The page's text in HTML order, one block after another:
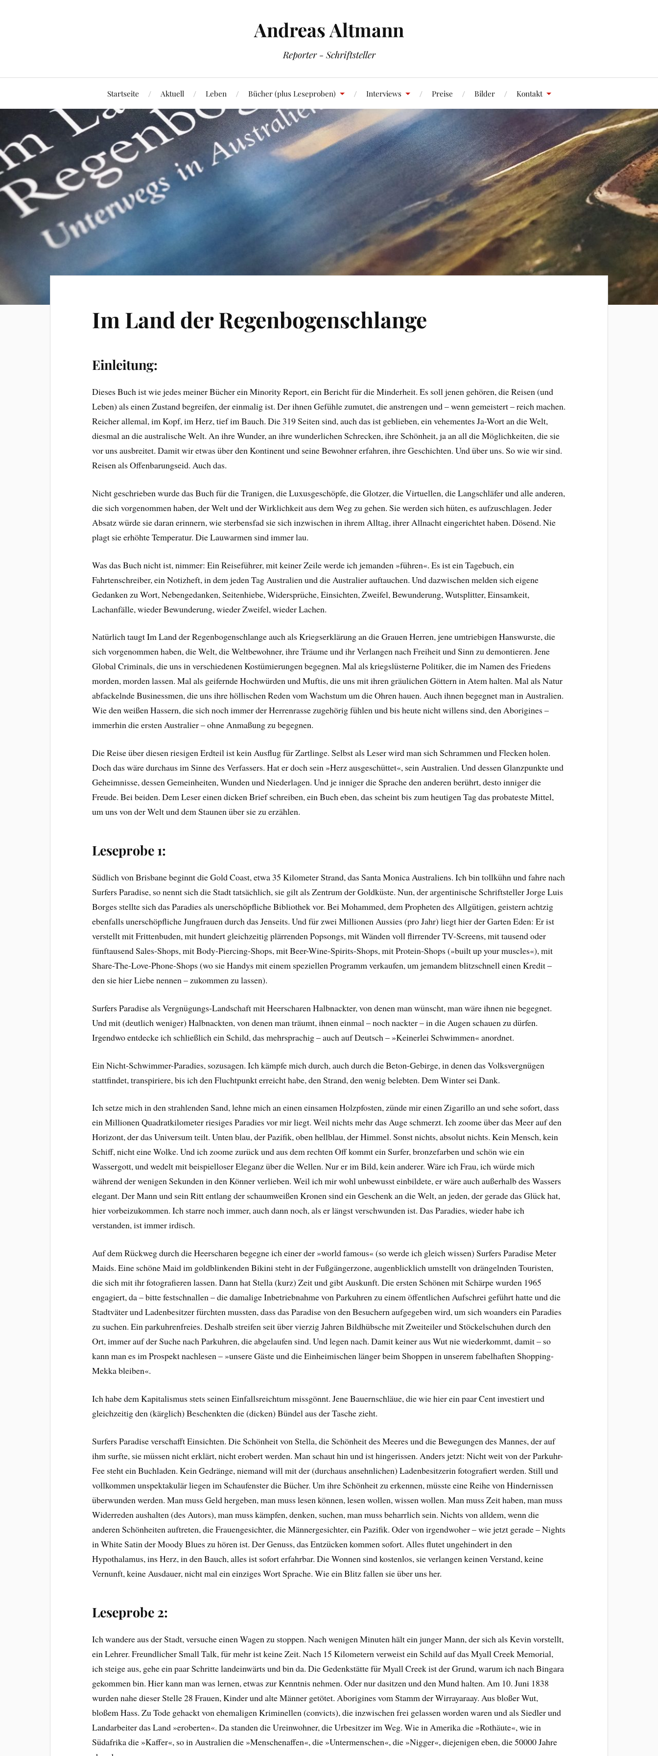
Andreas Altmann
Reporter - Schriftsteller
Startseite Aktuell Leben Bücher (plus Leseproben) Interviews Preise Bilder Kontakt
Im Land der Regenbogenschlange
Einleitung:
Dieses Buch ist wie jedes meiner Bücher ein Minority Report, ein Bericht für die Minderheit. Es soll jenen gehören, die Reisen (und
Leben) als einen Zustand begreifen, der einmalig ist. Der ihnen Gefühle zumutet, die anstrengen und – wenn gemeistert – reich machen.
Reicher allemal, im Kopf, im Herz, tief im Bauch. Die 319 Seiten sind, auch das ist geblieben, ein vehementes Ja-Wort an die Welt,
diesmal an die australische Welt. An ihre Wunder, an ihre wunderlichen Schrecken, ihre Schönheit, ja an all die Möglichkeiten, die sie
vor uns ausbreitet. Damit wir etwas über den Kontinent und seine Bewohner erfahren, ihre Geschichten. Und über uns. So wie wir sind.
Reisen als Offenbarungseid. Auch das.
Nicht geschrieben wurde das Buch für die Tranigen, die Luxusgeschöpfe, die Glotzer, die Virtuellen, die Langschläfer und alle anderen,
die sich vorgenommen haben, der Welt und der Wirklichkeit aus dem Weg zu gehen. Sie werden sich hüten, es aufzuschlagen. Jeder
Absatz würde sie daran erinnern, wie sterbensfad sie sich inzwischen in ihrem Alltag, ihrer Allnacht eingerichtet haben. Dösend. Nie
plagt sie erhöhte Temperatur. Die Lauwarmen sind immer lau.
Was das Buch nicht ist, nimmer: Ein Reiseführer, mit keiner Zeile werde ich jemanden »führen«. Es ist ein Tagebuch, ein
Fahrtenschreiber, ein Notizheft, in dem jeden Tag Australien und die Australier auftauchen. Und dazwischen melden sich eigene
Gedanken zu Wort, Nebengedanken, Seitenhiebe, Widersprüche, Einsichten, Zweifel, Bewunderung, Wutsplitter, Einsamkeit,
Lachanfälle, wieder Bewunderung, wieder Zweifel, wieder Lachen.
Natürlich taugt Im Land der Regenbogenschlange auch als Kriegserklärung an die Grauen Herren, jene umtriebigen Hanswurste, die
sich vorgenommen haben, die Welt, die Weltbewohner, ihre Träume und ihr Verlangen nach Freiheit und Sinn zu demontieren. Jene
Global Criminals, die uns in verschiedenen Kostümierungen begegnen. Mal als kriegslüsterne Politiker, die im Namen des Friedens
morden, morden lassen. Mal als geifernde Hochwürden und Muftis, die uns mit ihren gräulichen Göttern in Atem halten. Mal als Natur
abfackelnde Businessmen, die uns ihre höllischen Reden vom Wachstum um die Ohren hauen. Auch ihnen begegnet man in Australien.
Wie den weißen Hassern, die sich noch immer der Herrenrasse zugehörig fühlen und bis heute nicht willens sind, den Aborigines –
immerhin die ersten Australier – ohne Anmaßung zu begegnen.
Die Reise über diesen riesigen Erdteil ist kein Ausflug für Zartlinge. Selbst als Leser wird man sich Schrammen und Flecken holen.
Doch das wäre durchaus im Sinne des Verfassers. Hat er doch sein »Herz ausgeschüttet«, sein Australien. Und dessen Glanzpunkte und
Geheimnisse, dessen Gemeinheiten, Wunden und Niederlagen. Und je inniger die Sprache den anderen berührt, desto inniger die
Freude. Bei beiden. Dem Leser einen dicken Brief schreiben, ein Buch eben, das scheint bis zum heutigen Tag das probateste Mittel,
um uns von der Welt und dem Staunen über sie zu erzählen.
Leseprobe 1:
Südlich von Brisbane beginnt die Gold Coast, etwa 35 Kilometer Strand, das Santa Monica Australiens. Ich bin tollkühn und fahre nach
Surfers Paradise, so nennt sich die Stadt tatsächlich, sie gilt als Zentrum der Goldküste. Nun, der argentinische Schriftsteller Jorge Luis
Borges stellte sich das Paradies als unerschöpfliche Bibliothek vor. Bei Mohammed, dem Propheten des Allgütigen, geistern achtzig
ebenfalls unerschöpfliche Jungfrauen durch das Jenseits. Und für zwei Millionen Aussies (pro Jahr) liegt hier der Garten Eden: Er ist
verstellt mit Frittenbuden, mit hundert gleichzeitig plärrenden Popsongs, mit Wänden voll flirrender TV-Screens, mit tausend oder
fünftausend Sales-Shops, mit Body-Piercing-Shops, mit Beer-Wine-Spirits-Shops, mit Protein-Shops (»built up your muscles«), mit
Share-The-Love-Phone-Shops (wo sie Handys mit einem speziellen Programm verkaufen, um jemandem blitzschnell einen Kredit –
den sie hier Liebe nennen – zukommen zu lassen).
Surfers Paradise als Vergnügungs-Landschaft mit Heerscharen Halbnackter, von denen man wünscht, man wäre ihnen nie begegnet.
Und mit (deutlich weniger) Halbnackten, von denen man träumt, ihnen einmal – noch nackter – in die Augen schauen zu dürfen.
Irgendwo entdecke ich schließlich ein Schild, das mehrsprachig – auch auf Deutsch – »Keinerlei Schwimmen« anordnet.
Ein Nicht-Schwimmer-Paradies, sozusagen. Ich kämpfe mich durch, auch durch die Beton-Gebirge, in denen das Volksvergnügen
stattfindet, transpiriere, bis ich den Fluchtpunkt erreicht habe, den Strand, den wenig belebten. Dem Winter sei Dank.
Ich setze mich in den strahlenden Sand, lehne mich an einen einsamen Holzpfosten, zünde mir einen Zigarillo an und sehe sofort, dass
ein Millionen Quadratkilometer riesiges Paradies vor mir liegt. Weil nichts mehr das Auge schmerzt. Ich zoome über das Meer auf den
Horizont, der das Universum teilt. Unten blau, der Pazifik, oben hellblau, der Himmel. Sonst nichts, absolut nichts. Kein Mensch, kein
Schiff, nicht eine Wolke. Und ich zoome zurück und aus dem rechten Off kommt ein Surfer, bronzefarben und schön wie ein
Wassergott, und wedelt mit beispielloser Eleganz über die Wellen. Nur er im Bild, kein anderer. Wäre ich Frau, ich würde mich
während der wenigen Sekunden in den Könner verlieben. Weil ich mir wohl unbewusst einbildete, er wäre auch außerhalb des Wassers
elegant. Der Mann und sein Ritt entlang der schaumweißen Kronen sind ein Geschenk an die Welt, an jeden, der gerade das Glück hat,
hier vorbeizukommen. Ich starre noch immer, auch dann noch, als er längst verschwunden ist. Das Paradies, wieder habe ich
verstanden, ist immer irdisch.
Auf dem Rückweg durch die Heerscharen begegne ich einer der »world famous« (so werde ich gleich wissen) Surfers Paradise Meter
Maids. Eine schöne Maid im goldblinkenden Bikini steht in der Fußgängerzone, augenblicklich umstellt von drängelnden Touristen,
die sich mit ihr fotografieren lassen. Dann hat Stella (kurz) Zeit und gibt Auskunft. Die ersten Schönen mit Schärpe wurden 1965
engagiert, da – bitte festschnallen – die damalige Inbetriebnahme von Parkuhren zu einem öffentlichen Aufschrei geführt hatte und die
Stadtväter und Ladenbesitzer fürchten mussten, dass das Paradise von den Besuchern aufgegeben wird, um sich woanders ein Paradies
zu suchen. Ein parkuhrenfreies. Deshalb streifen seit über vierzig Jahren Bildhübsche mit Zweiteiler und Stöckelschuhen durch den
Ort, immer auf der Suche nach Parkuhren, die abgelaufen sind. Und legen nach. Damit keiner aus Wut nie wiederkommt, damit – so
kann man es im Prospekt nachlesen – »unsere Gäste und die Einheimischen länger beim Shoppen in unserem fabelhaften Shopping-
Mekka bleiben«.
Ich habe dem Kapitalismus stets seinen Einfallsreichtum missgönnt. Jene Bauernschläue, die wie hier ein paar Cent investiert und
gleichzeitig den (kärglich) Beschenkten die (dicken) Bündel aus der Tasche zieht.
Surfers Paradise verschafft Einsichten. Die Schönheit von Stella, die Schönheit des Meeres und die Bewegungen des Mannes, der auf
ihm surfte, sie müssen nicht erklärt, nicht erobert werden. Man schaut hin und ist hingerissen. Anders jetzt: Nicht weit von der Parkuhr-
Fee steht ein Buchladen. Kein Gedränge, niemand will mit der (durchaus ansehnlichen) Ladenbesitzerin fotografiert werden. Still und
vollkommen unspektakulär liegen im Schaufenster die Bücher. Um ihre Schönheit zu erkennen, müsste eine Reihe von Hindernissen
überwunden werden. Man muss Geld hergeben, man muss lesen können, lesen wollen, wissen wollen. Man muss Zeit haben, man muss
Widerreden aushalten (des Autors), man muss kämpfen, denken, suchen, man muss beharrlich sein. Nichts von alldem, wenn die
anderen Schönheiten auftreten, die Frauengesichter, die Männergesichter, ein Pazifik. Oder von irgendwoher – wie jetzt gerade – Nights
in White Satin der Moody Blues zu hören ist. Der Genuss, das Entzücken kommen sofort. Alles flutet ungehindert in den
Hypothalamus, ins Herz, in den Bauch, alles ist sofort erfahrbar. Die Wonnen sind kostenlos, sie verlangen keinen Verstand, keine
Vernunft, keine Ausdauer, nicht mal ein einziges Wort Sprache. Wie ein Blitz fallen sie über uns her.
Leseprobe 2:
Ich wandere aus der Stadt, versuche einen Wagen zu stoppen. Nach wenigen Minuten hält ein junger Mann, der sich als Kevin vorstellt,
ein Lehrer. Freundlicher Small Talk, für mehr ist keine Zeit. Nach 15 Kilometern verweist ein Schild auf das Myall Creek Memorial,
ich steige aus, gehe ein paar Schritte landeinwärts und bin da. Die Gedenkstätte für Myall Creek ist der Grund, warum ich nach Bingara
gekommen bin. Hier kann man was lernen, etwas zur Kenntnis nehmen. Oder nur dasitzen und den Mund halten. Am 10. Juni 1838
wurden nahe dieser Stelle 28 Frauen, Kinder und alte Männer getötet. Aborigines vom Stamm der Wirrayaraay. Aus bloßer Wut,
bloßem Hass. Zu Tode gehackt von ehemaligen Kriminellen (convicts), die inzwischen frei gelassen worden waren und als Siedler und
Landarbeiter das Land »eroberten«. Da standen die Ureinwohner, die Urbesitzer im Weg. Wie in Amerika die »Rothäute«, wie in
Südafrika die »Kaffer«, so in Australien die »Menschenaffen«, die »Untermenschen«, die »Nigger«, diejenigen eben, die 50000 Jahre